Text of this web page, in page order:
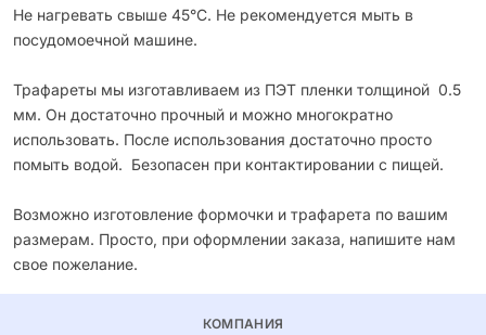
Не нагревать свыше 45°С. Не рекомендуется мыть в
посудомоечной машине.
Трафареты мы изготавливаем из ПЭТ пленки толщиной 0.5
мм. Он достаточно прочный и можно многократно
использовать. После использования достаточно просто
помыть водой. Безопасен при контактировании с пищей.
Возможно изготовление формочки и трафарета по вашим
размерам. Просто, при оформлении заказа, напишите нам
свое пожелание.
КОМПАНИЯ